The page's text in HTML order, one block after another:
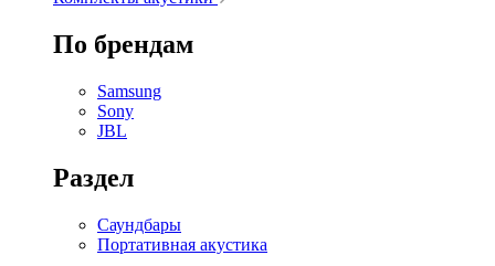
По брендам
Samsung
Sony
JBL
Раздел
Саундбары
Портативная акустика